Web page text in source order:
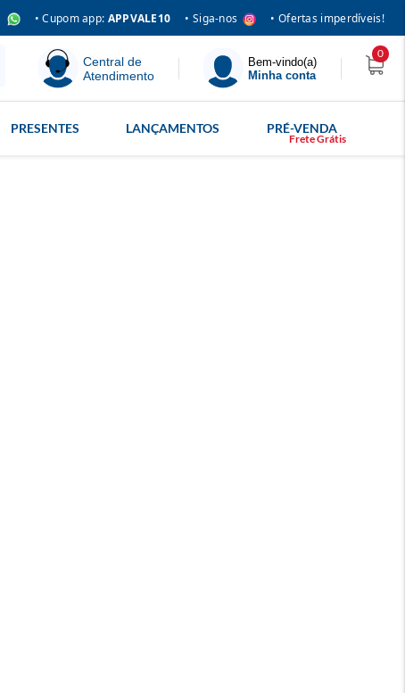
• Cupom app: APPVALE10 • Siga-nos • Ofertas imperdíveis!
Central de
Atendimento
Bem-vindo(a)
Minha conta
0
PRESENTES LANÇAMENTOS PRÉ-VENDA